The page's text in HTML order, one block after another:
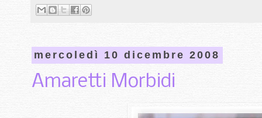
mercoledì 10 dicembre 2008
Amaretti Morbidi